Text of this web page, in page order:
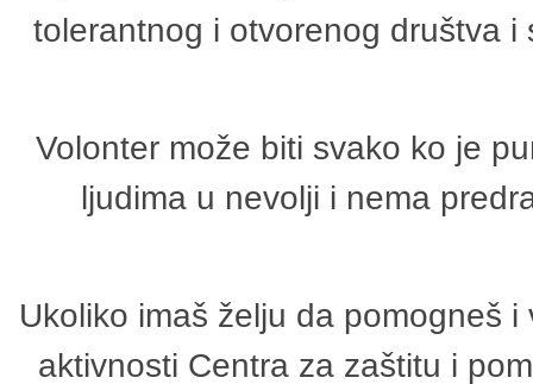
tolerantnog i otvorenog društva
Volonter može biti svako ko je
ljudima u nevolji i nema
Ukoliko imaš želju da pomogneš
aktivnosti Centra za zaštitu i